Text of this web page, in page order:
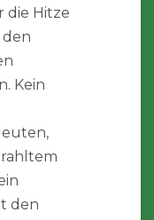
die Hitze
den
Kein
den